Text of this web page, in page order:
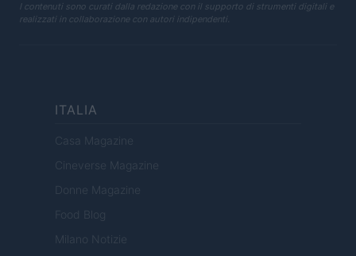
I contenuti sono curati dalla redazione con il supporto di strumenti digitali e
realizzati in collaborazione con autori indipendenti.
ITALIA
Casa Magazine
Cineverse Magazine
Donne Magazine
Food Blog
Milano Notizie